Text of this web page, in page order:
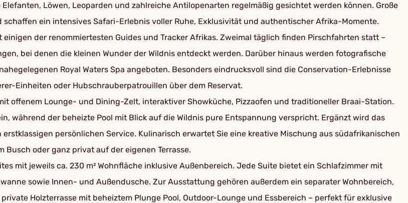
Löwen, Leoparden und zahlreiche Antilopenarten regelmäßig gesichtet werden können. Große
ein intensives Safari-Erlebnis voller Ruhe, Exklusivität und authentischer Afrika-Momente.
einigen der renommiertesten Guides und Tracker Afrikas. Zweimal täglich finden Pirschfahrten statt –
bei denen die kleinen Wunder der Wildnis entdeckt werden. Darüber hinaus werden fotografische
Royal Waters Spa angeboten. Besonders eindrucksvoll sind die Conservation-Erlebnisse
Einheiten oder Hubschrauberpatrouillen über dem Reservat.
offenem Lounge- und Dining-Zelt, interaktiver Showküche, Pizzaofen und traditioneller Braai-Station.
während der beheizte Pool mit Blick auf die Wildnis pure Entspannung verspricht. Ergänzt wird das
persönlichen Service. Kulinarisch erwartet Sie eine kreative Mischung aus südafrikanischen
oder ganz privat auf der eigenen Terrasse.
mit jeweils ca. 230 m² Wohnfläche inklusive Außenbereich. Jede Suite bietet ein Schlafzimmer mit
sowie Innen- und Außendusche. Zur Ausstattung gehören außerdem ein separater Wohnbereich,
Holzterrasse mit beheiztem Plunge Pool, Outdoor-Lounge und Essbereich – perfekt für exklusive